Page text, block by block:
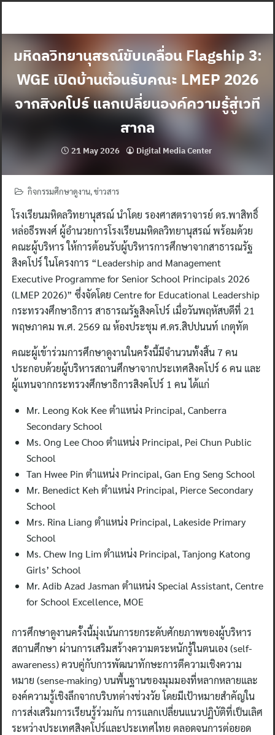
มหิดลวิทยานุสรณ์ขับเคลื่อน Flagship 3:
WGE เปิดบ้านต้อนรับคณะ LMEP 2026
จากสิงคโปร์ แลกเปลี่ยนองค์ความรู้สู่เวที
สากล
21 May 2026 Digital Media Center
กิจกรรมศึกษาดูงาน,ข่าวสาร
โรงเรียนมหิดลวิทยานุสรณ์ นำโดย รองศาสตราจารย์ ดร.พาสิทธิ์
หล่อธีรพงศ์ ผู้อำนวยการโรงเรียนมหิดลวิทยานุสรณ์ พร้อมด้วย
คณะผู้บริหาร ให้การต้อนรับผู้บริหารการศึกษาจากสาธารณรัฐ
สิงคโปร์ ในโครงการ “Leadership and Management
Executive Programme for Senior School Principals 2026
(LMEP 2026)” ซึ่งจัดโดย Centre for Educational Leadership
กระทรวงศึกษาธิการ สาธารณรัฐสิงคโปร์ เมื่อวันพฤหัสบดีที่ 21
พฤษภาคม พ.ศ. 2569 ณ ห้องประชุม ศ.ดร.สิปปนนท์ เกตุทัต
คณะผู้เข้าร่วมการศึกษาดูงานในครั้งนี้มีจำนวนทั้งสิ้น 7 คน
ประกอบด้วยผู้บริหารสถานศึกษาจากประเทศสิงคโปร์ 6 คน และ
ผู้แทนจากกระทรวงศึกษาธิการสิงคโปร์ 1 คน ได้แก่
Mr. Leong Kok Kee ตำแหน่ง Principal, Canberra
Secondary School
Ms. Ong Lee Choo ตำแหน่ง Principal, Pei Chun Public
School
Tan Hwee Pin ตำแหน่ง Principal, Gan Eng Seng School
Mr. Benedict Keh ตำแหน่ง Principal, Pierce Secondary
School
Mrs. Rina Liang ตำแหน่ง Principal, Lakeside Primary
School
Ms. Chew Ing Lim ตำแหน่ง Principal, Tanjong Katong
Girls’ School
Mr. Adib Azad Jasman ตำแหน่ง Special Assistant, Centre
for School Excellence, MOE
การศึกษาดูงานครั้งนี้มุ่งเน้นการยกระดับศักยภาพของผู้บริหาร
สถานศึกษา ผ่านการเสริมสร้างความตระหนักรู้ในตนเอง (self-
awareness) ควบคู่กับการพัฒนาทักษะการตีความเชิงความ
หมาย (sense-making) บนพื้นฐานของมุมมองที่หลากหลายและ
องค์ความรู้เชิงลึกจากบริบทต่างช่วงวัย โดยมีเป้าหมายสำคัญใน
การส่งเสริมการเรียนรู้ร่วมกัน การแลกเปลี่ยนแนวปฏิบัติที่เป็นเลิศ
ระหว่างประเทศสิงคโปร์และประเทศไทย ตลอดจนการต่อยอด